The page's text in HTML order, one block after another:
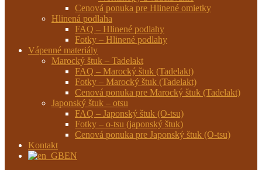
Cenová ponuka pre Hlinené omietky
Hlinená podlaha
FAQ – Hlinené podlahy
Fotky – Hlinené podlahy
Vápenné materiály
Marocký štuk – Tadelakt
FAQ – Marocký štuk (Tadelakt)
Fotky – Marocký štuk (Tadelakt)
Cenová ponuka pre Marocký štuk (Tadelakt)
Japonský štuk – otsu
FAQ – Japonský štuk (O-tsu)
Fotky – o-tsu (japonský štuk)
Cenová ponuka pre Japonský štuk (O-tsu)
Kontakt
EN